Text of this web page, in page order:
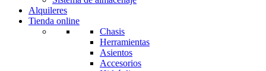
Alquileres
Tienda online
Chasis
Herramientas
Asientos
Accesorios